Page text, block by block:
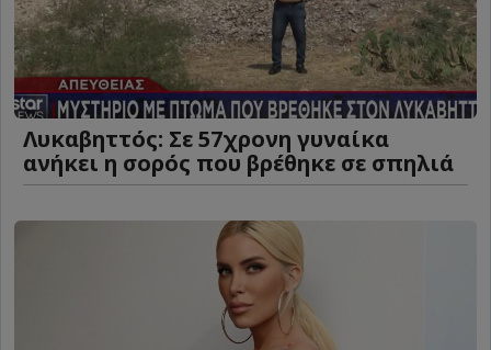
Λυκαβηττός: Σε 57χρονη γυναίκα
ανήκει η σορός που βρέθηκε σε σπηλιά